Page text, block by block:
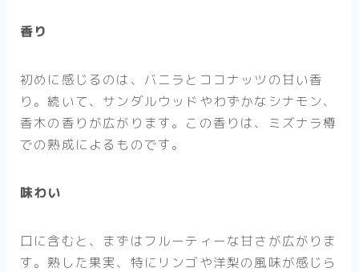
香り
初めに感じるのは、バニラとココナッツの甘い香
り。続いて、サンダルウッドやわずかなシナモン、
香木の香りが広がります。この香りは、ミズナラ樽
での熟成によるものです。
味わい
口に含むと、まずはフルーティーな甘さが広がりま
す。熟した果実、特にリンゴや洋梨の風味が感じら